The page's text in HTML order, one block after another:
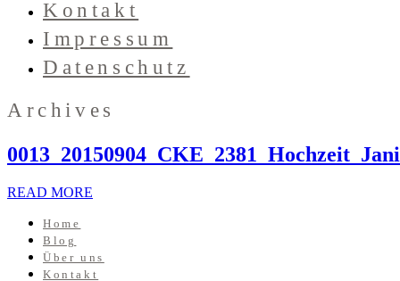
Kontakt
Impressum
Datenschutz
Archives
READ MORE
Home
Blog
Über uns
Kontakt